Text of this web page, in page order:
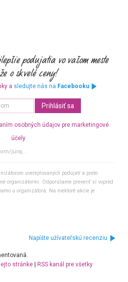
a sledujte nás na Facebooku
osobných údajov pre marketingové
účely
juraj...
uverejňovaných podujatí a preto
organizátormi. Odporúčame preveriť si vopred
u organizátora. Na niektoré akcie je
Napíšte užívateľskú recenziu
stránke| RSS kanál pre všetky